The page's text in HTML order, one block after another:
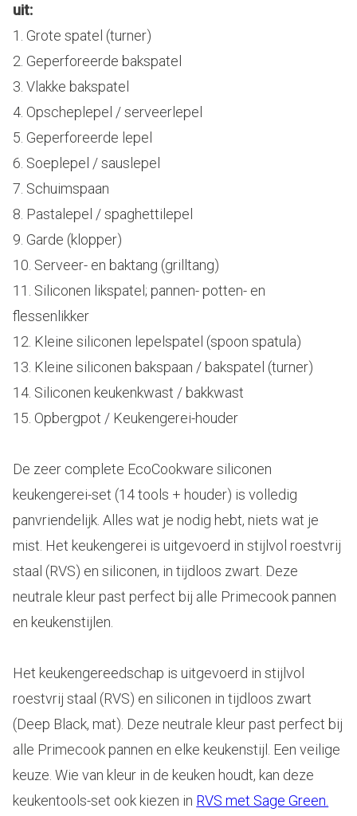
uit:
1. Grote spatel (turner)
2. Geperforeerde bakspatel
3. Vlakke bakspatel
4. Opscheplepel / serveerlepel
5. Geperforeerde lepel
6. Soeplepel / sauslepel
7. Schuimspaan
8. Pastalepel / spaghettilepel
9. Garde (klopper)
10. Serveer- en baktang (grilltang)
11. Siliconen likspatel; pannen- potten- en
flessenlikker
12. Kleine siliconen lepelspatel (spoon spatula)
13. Kleine siliconen bakspaan / bakspatel (turner)
14. Siliconen keukenkwast / bakkwast
15. Opbergpot / Keukengerei-houder
De zeer complete EcoCookware siliconen
keukengerei-set (14 tools + houder) is volledig
panvriendelijk. Alles wat je nodig hebt, niets wat je
mist. Het keukengerei is uitgevoerd in stijlvol roestvrij
staal (RVS) en siliconen, in tijdloos zwart. Deze
neutrale kleur past perfect bij alle Primecook pannen
en keukenstijlen.
Het keukengereedschap is uitgevoerd in stijlvol
roestvrij staal (RVS) en siliconen in tijdloos zwart
(Deep Black, mat). Deze neutrale kleur past perfect bij
alle Primecook pannen en elke keukenstijl. Een veilige
keuze. Wie van kleur in de keuken houdt, kan deze
keukentools-set ook kiezen in RVS met Sage Green.